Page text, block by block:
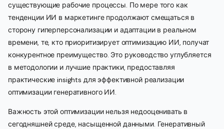
существующие рабочие процессы. По мере того как
тенденции ИИ в маркетинге продолжают смещаться в
сторону гиперперсонализации и адаптации в реальном
времени, те, кто приоритизирует оптимизацию ИИ, получат
конкурентное преимущество. Это руководство углубляется
в методологии и лучшие практики, предоставляя
практические insights для эффективной реализации
оптимизации генеративного ИИ.
Важность этой оптимизации нельзя недооценивать в
сегодняшней среде, насыщенной данными. Генеративный